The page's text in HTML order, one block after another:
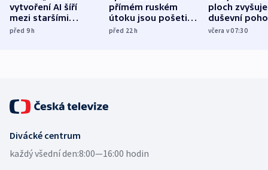
vytvoření AI šíří
mezi staršími
Poláky nebezpečné
před 9h
přímém ruském
útoku jsou pošetilé,
míní estonský
před 22h
ploch zvyšuje
duševní
ukázala
včera v 07:30
Divácké centrum
každý všední den:8:00—16:00 hodin